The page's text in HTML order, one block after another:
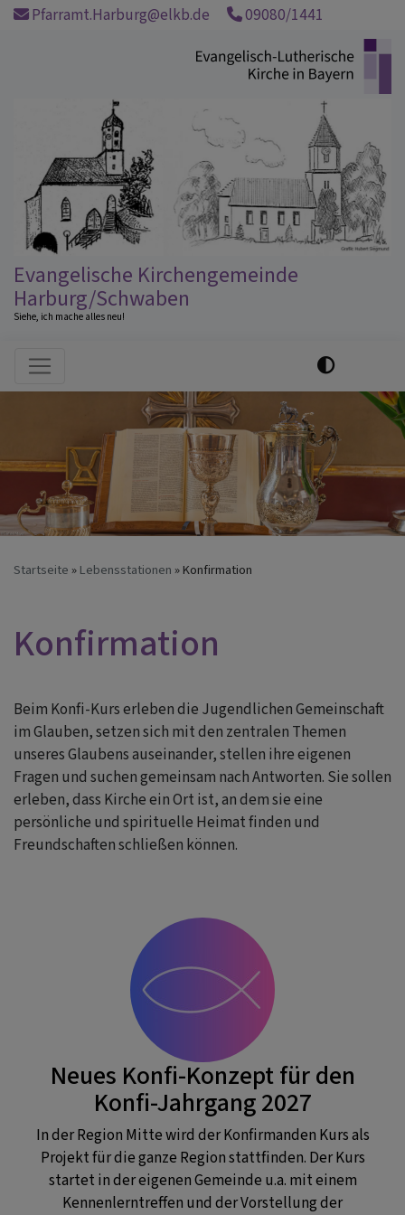
DirektPfarramt.Harburg@elkb.de 09080/1441
Evangelische Kirchengemeinde
Harburg/Schwaben
Siehe, ich mache alles neu!
Hauptnavigation
Startseite Lebensstationen Konfirmation
Konfirmation
Beim Konfi-Kurs erleben die Jugendlichen Gemeinschaft
im Glauben, setzen sich mit den zentralen Themen
unseres Glaubens auseinander, stellen ihre eigenen
Fragen und suchen gemeinsam nach Antworten. Sie sollen
erleben, dass Kirche ein Ort ist, an dem sie eine
persönliche und spirituelle Heimat finden und
Freundschaften schließen können.
Neues Konfi-Konzept für den
Konfi-Jahrgang 2027
In der Region Mitte wird der Konfirmanden Kurs als
Projekt für die ganze Region stattfinden. Der Kurs
startet in der eigenen Gemeinde u.a. mit einem
Kennenlerntreffen und der Vorstellung der